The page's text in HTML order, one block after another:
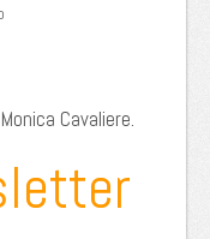
Cavaliere.